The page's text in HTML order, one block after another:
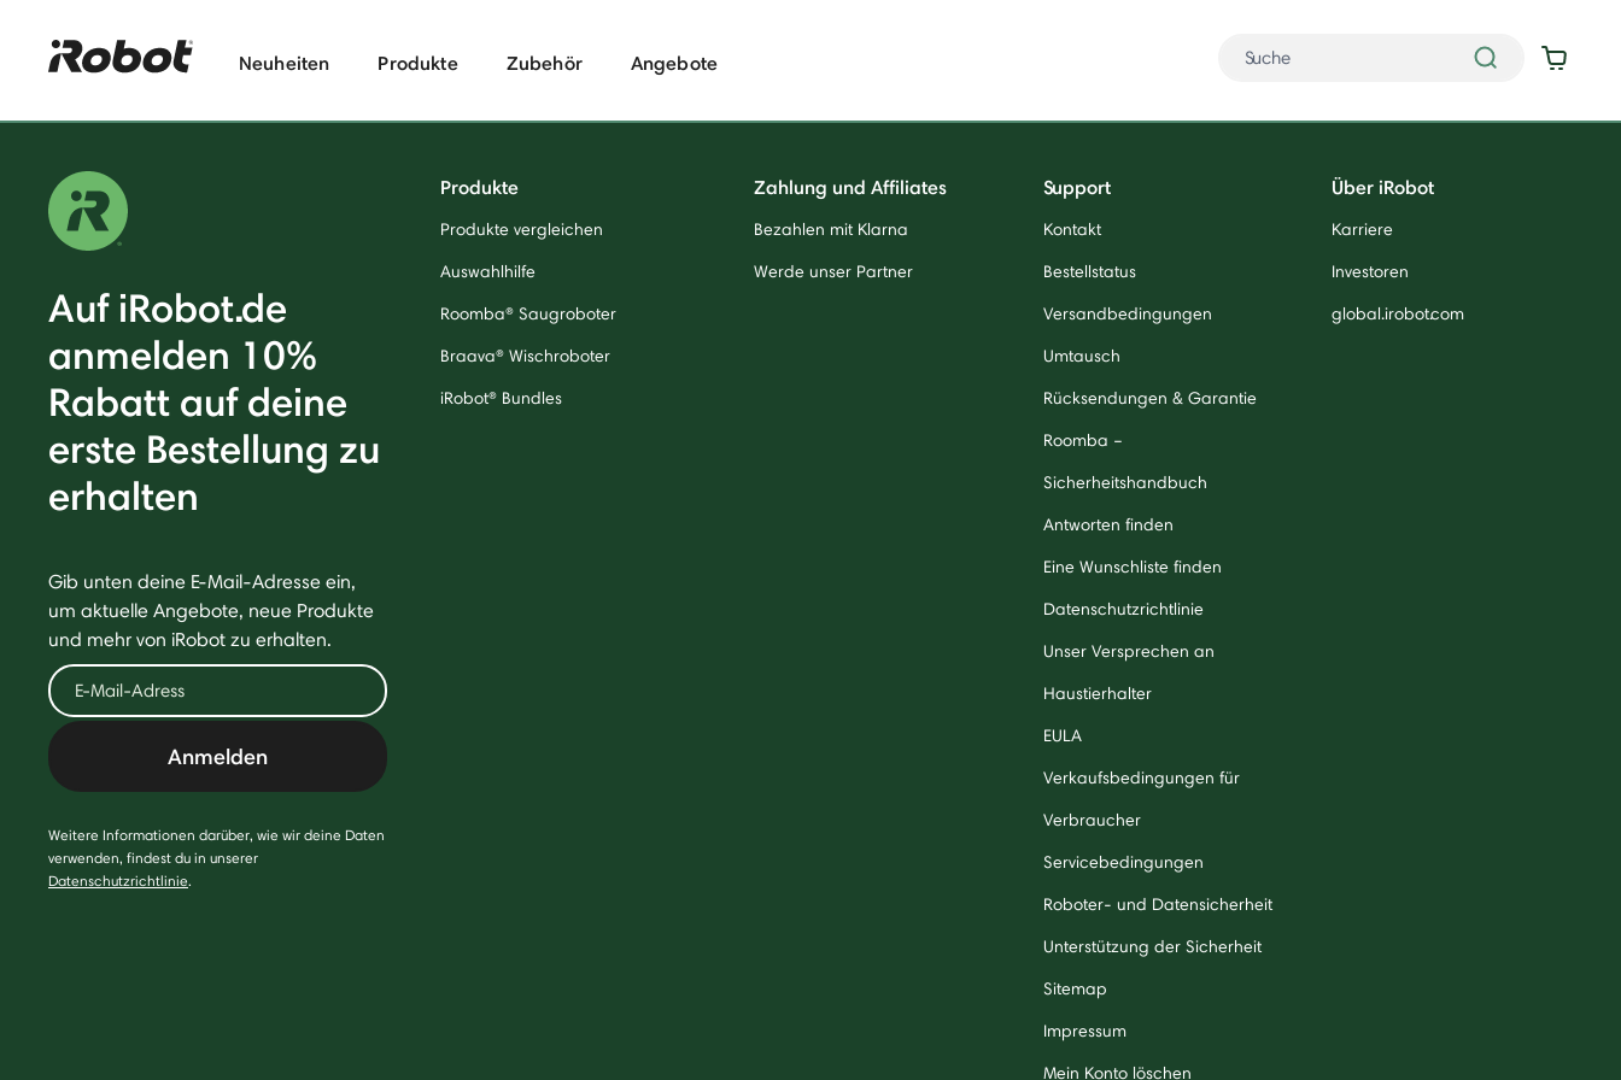
Neuheiten Produkte Zubehör Angebote
Auf iRobot.de
anmelden 10%
Rabatt auf deine
erste Bestellung zu
erhalten
Gib unten deine E-Mail-Adresse ein,
um aktuelle Angebote, neue Produkte
und mehr von iRobot zu erhalten.
Anmelden
Weitere Informationen darüber, wie wir deine Daten
verwenden, findest du in unserer
Datenschutzrichtlinie.
Produkte
Produkte vergleichen
Auswahlhilfe
Roomba® Saugroboter
Braava® Wischroboter
iRobot® Bundles
Zahlung und Affiliates
Bezahlen mit Klarna
Werde unser Partner
Support
Kontakt
Bestellstatus
Versandbedingungen
Umtausch
Rücksendungen & Garantie
Roomba –
Sicherheitshandbuch
Antworten finden
Eine Wunschliste finden
Datenschutzrichtlinie
Unser Versprechen an
Haustierhalter
EULA
Verkaufsbedingungen für
Verbraucher
Servicebedingungen
Roboter- und Datensicherheit
Unterstützung der Sicherheit
Sitemap
Impressum
Mein Konto löschen
Über iRobot
Karriere
Investoren
global.irobot.com